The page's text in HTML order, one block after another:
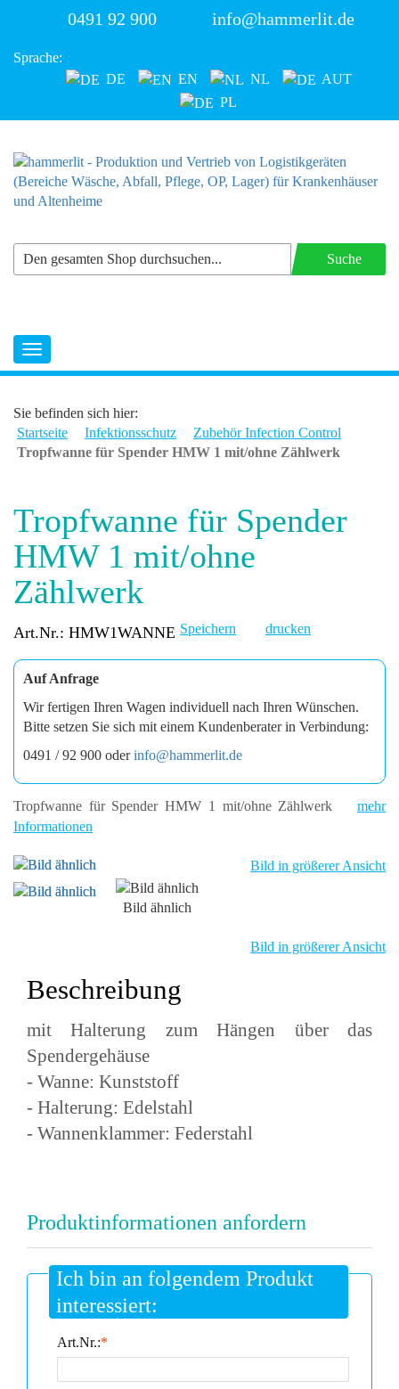
0491 92 900 info@hammerlit.de
Sprache:
DE
EN NL
AUT
PL
Suche
Sie befinden sich hier:
Startseite
Infektionsschutz
Zubehör Infection Control
Tropfwanne für Spender HMW 1 mit/ohne Zählwerk
Tropfwanne für Spender
HMW 1 mit/ohne
Zählwerk
Art.Nr.: HMW1WANNE Speichern drucken
Auf Anfrage
Wir fertigen Ihren Wagen individuell nach Ihren Wünschen.
Bitte setzen Sie sich mit einem Kundenberater in Verbindung:
0491 / 92 900 oderinfo@hammerlit.de
Tropfwanne für Spender HMW 1 mit/ohne Zählwerk
mehr
Informationen
Bild in größerer Ansicht
Bild ähnlich
Bild in größerer Ansicht
Beschreibung
mit Halterung zum Hängen über das
Spendergehäuse
- Wanne: Kunststoff
- Halterung: Edelstahl
- Wannenklammer: Federstahl
Produktinformationen anfordern
Ich bin an folgendem Produkt
interessiert:
*
Art.Nr.: